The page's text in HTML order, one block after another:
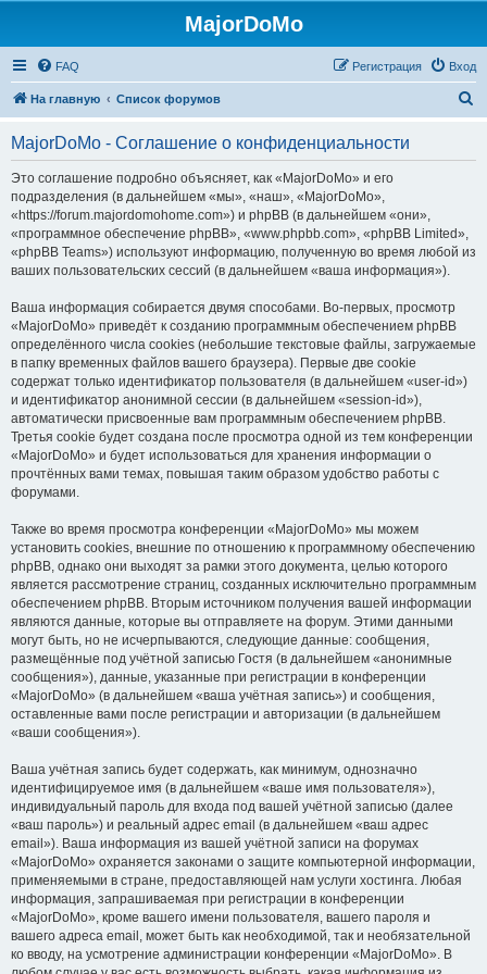
MajorDoMo
FAQ Вход
Регистрация
На главную Список форумов
MajorDoMo - Соглашение о конфиденциальности
Это соглашение подробно объясняет, как «MajorDoMo» и его
подразделения (в дальнейшем «мы», «наш», «MajorDoMo»,
«https://forum.majordomohome.com») и phpBB (в дальнейшем «они»,
«программное обеспечение phpBB», «www.phpbb.com», «phpBB Limited»,
«phpBB Teams») используют информацию, полученную во время любой из
ваших пользовательских сессий (в дальнейшем «ваша информация»).
Ваша информация собирается двумя способами. Во-первых, просмотр
«MajorDoMo» приведёт к созданию программным обеспечением phpBB
определённого числа cookies (небольшие текстовые файлы, загружаемые
в папку временных файлов вашего браузера). Первые две cookie
содержат только идентификатор пользователя (в дальнейшем «user-id»)
и идентификатор анонимной сессии (в дальнейшем «session-id»),
автоматически присвоенные вам программным обеспечением phpBB.
Третья cookie будет создана после просмотра одной из тем конференции
«MajorDoMo» и будет использоваться для хранения информации о
прочтённых вами темах, повышая таким образом удобство работы с
форумами.
Также во время просмотра конференции «MajorDoMo» мы можем
установить cookies, внешние по отношению к программному обеспечению
phpBB, однако они выходят за рамки этого документа, целью которого
является рассмотрение страниц, созданных исключительно программным
обеспечением phpBB. Вторым источником получения вашей информации
являются данные, которые вы отправляете на форум. Этими данными
могут быть, но не исчерпываются, следующие данные: сообщения,
размещённые под учётной записью Гостя (в дальнейшем «анонимные
сообщения»), данные, указанные при регистрации в конференции
«MajorDoMo» (в дальнейшем «ваша учётная запись») и сообщения,
оставленные вами после регистрации и авторизации (в дальнейшем
«ваши сообщения»).
Ваша учётная запись будет содержать, как минимум, однозначно
идентифицируемое имя (в дальнейшем «ваше имя пользователя»),
индивидуальный пароль для входа под вашей учётной записью (далее
«ваш пароль») и реальный адрес email (в дальнейшем «ваш адрес
email»). Ваша информация из вашей учётной записи на форумах
«MajorDoMo» охраняется законами о защите компьютерной информации,
применяемыми в стране, предоставляющей нам услуги хостинга. Любая
информация, запрашиваемая при регистрации в конференции
«MajorDoMo», кроме вашего имени пользователя, вашего пароля и
вашего адреса email, может быть как необходимой, так и необязательной
ко вводу, на усмотрение администрации конференции «MajorDoMo». В